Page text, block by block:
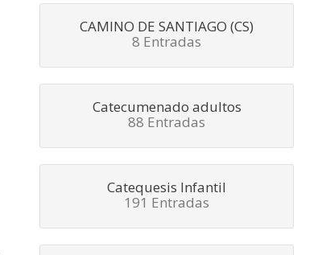
CAMINO DE SANTIAGO (CS)
8 Entradas
Catecumenado adultos
88 Entradas
Catequesis Infantil
191 Entradas